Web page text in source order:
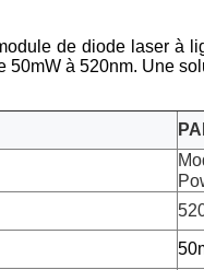
de diode laser à
50mW à 520nm. Une